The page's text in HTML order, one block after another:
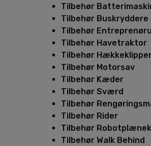
Tilbehør
Tilbehør Buskryddere
Tilbehør
Tilbehør Havetraktor
Tilbehør
Tilbehør Motorsav
Tilbehør Kæder
Tilbehør Sværd
Tilbehør
Tilbehør Rider
Tilbehør
Tilbehør Walk Behind